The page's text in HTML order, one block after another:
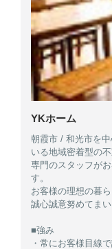
YKホーム
朝霞市 / 和光市を
いる地域密着型の不
専門のスタッフが
す。
お客様の理想の暮
誠心誠意努めてまい
■強み
・常にお客様目線